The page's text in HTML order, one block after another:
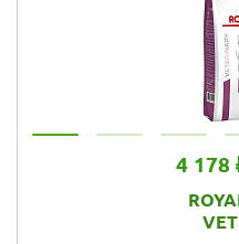
4 178